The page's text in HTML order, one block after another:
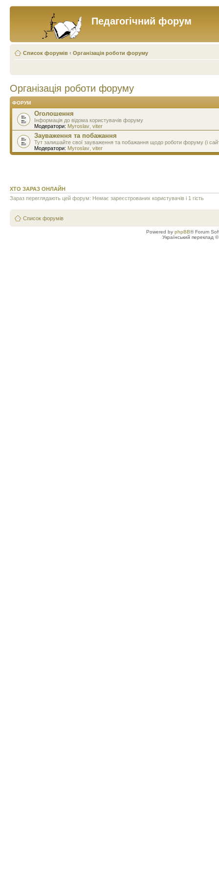
Педагогічний форум
Список форумів ‹ Організація роботи форуму
Організація роботи форуму
ФОРУМ
Оголошення
Інформація до відома користувачів форуму
Модератори: Myroslav viter
Зауваження та побажання
Тут залишайте свої зауваження та побажання щодо роботи форуму (і
Модератори: Myroslav viter
ХТО ЗАРАЗ ОНЛАЙН
Зараз переглядають цей форум: Немає зареєстрованих користувачів і 1 гість
Список форумів
Powered by phpBB® Forum
Український переклад